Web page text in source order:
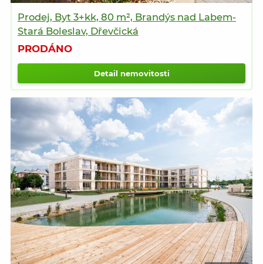
Prodej, Byt 3+kk, 80 m², Brandýs nad Labem-
Stará Boleslav, Dřevčická
PRODÁNO
Detail nemovitosti